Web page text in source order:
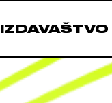
IZDAVAŠTVO